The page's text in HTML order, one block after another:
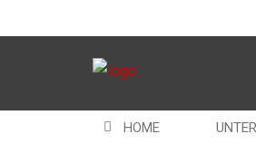
HOME
Suchergebnisse